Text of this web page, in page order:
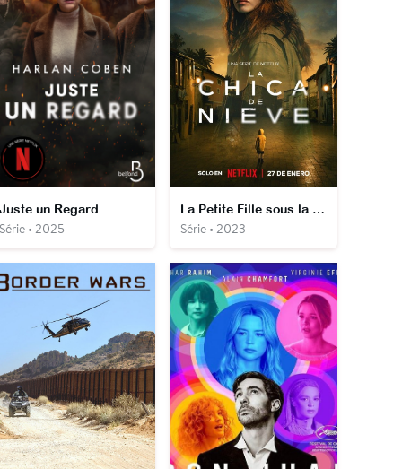
un Regard
• 2025
La Petite Fille sous la neige
Série • 2023